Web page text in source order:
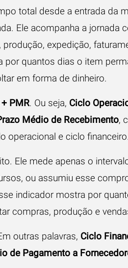
total desde a entrada da
Ele acompanha a jornada
expedição,
por quantos dias o item
em forma de dinheiro.
PMR. Ou seja, Ciclo
Médio de Recebimento,
operacional e ciclo financeiro
Ele mede apenas o
ou assumiu esse
indicador mostra por
compras, produção e
outras palavras, Ciclo
de Pagamento a